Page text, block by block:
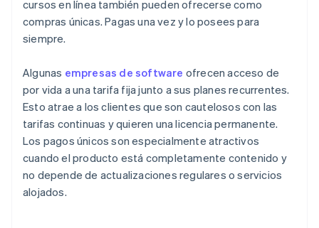
cursos en línea también pueden ofrecerse como
compras únicas. Pagas una vez y lo posees para
siempre.
Algunas empresas de software ofrecen acceso de
por vida a una tarifa fija junto a sus planes recurrentes.
Esto atrae a los clientes que son cautelosos con las
tarifas continuas y quieren una licencia permanente.
Los pagos únicos son especialmente atractivos
cuando el producto está completamente contenido y
no depende de actualizaciones regulares o servicios
alojados.